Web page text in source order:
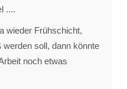
....
wieder Frühschicht,
soll, dann könnte
noch etwas